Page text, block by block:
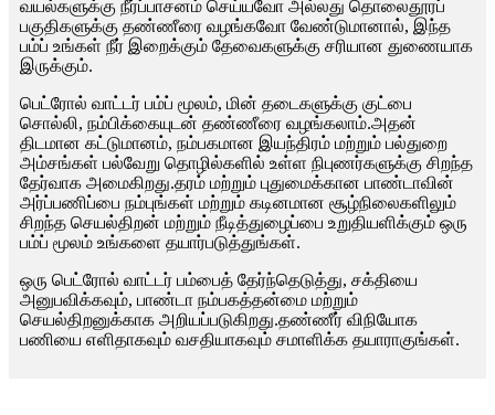
வயல்களுக்கு நீர்ப்பாசனம் செய்யவோ அல்லது தொலைதூரப்
பகுதிகளுக்கு தண்ணீரை வழங்கவோ வேண்டுமானால், இந்த
பம்ப் உங்கள் நீர் இறைக்கும் தேவைகளுக்கு சரியான துணையாக
இருக்கும்.
பெட்ரோல் வாட்டர் பம்ப் மூலம், மின் தடைகளுக்கு குட்பை
சொல்லி, நம்பிக்கையுடன் தண்ணீரை வழங்கலாம்.அதன்
திடமான கட்டுமானம், நம்பகமான இயந்திரம் மற்றும் பல்துறை
அம்சங்கள் பல்வேறு தொழில்களில் உள்ள நிபுணர்களுக்கு சிறந்த
தேர்வாக அமைகிறது.தரம் மற்றும் புதுமைக்கான பாண்டாவின்
அர்ப்பணிப்பை நம்புங்கள் மற்றும் கடினமான சூழ்நிலைகளிலும்
சிறந்த செயல்திறன் மற்றும் நீடித்துழைப்பை உறுதியளிக்கும் ஒரு
பம்ப் மூலம் உங்களை தயார்படுத்துங்கள்.
ஒரு பெட்ரோல் வாட்டர் பம்பைத் தேர்ந்தெடுத்து, சக்தியை
அனுபவிக்கவும், பாண்டா நம்பகத்தன்மை மற்றும்
செயல்திறனுக்காக அறியப்படுகிறது.தண்ணீர் விநியோக
பணியை எளிதாகவும் வசதியாகவும் சமாளிக்க தயாராகுங்கள்.